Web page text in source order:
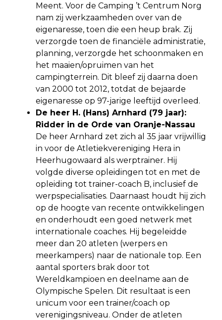
Meent. Voor de Camping ’t Centrum Norg
nam zij werkzaamheden over van de
eigenaresse, toen die een heup brak. Zij
verzorgde toen de financiële administratie,
planning, verzorgde het schoonmaken en
het maaien/opruimen van het
campingterrein. Dit bleef zij daarna doen
van 2000 tot 2012, totdat de bejaarde
eigenaresse op 97-jarige leeftijd overleed.
De heer H. (Hans) Arnhard (79 jaar):
Ridder in de Orde van Oranje-Nassau
De heer Arnhard zet zich al 35 jaar vrijwillig
in voor de Atletiekvereniging Hera in
Heerhugowaard als werptrainer. Hij
volgde diverse opleidingen tot en met de
opleiding tot trainer-coach B, inclusief de
werpspecialisaties. Daarnaast houdt hij zich
op de hoogte van recente ontwikkelingen
en onderhoudt een goed netwerk met
internationale coaches. Hij begeleidde
meer dan 20 atleten (werpers en
meerkampers) naar de nationale top. Een
aantal sporters brak door tot
Wereldkampioen en deelname aan de
Olympische Spelen. Dit resultaat is een
unicum voor een trainer/coach op
verenigingsniveau. Onder de atleten